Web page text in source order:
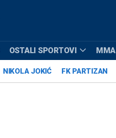
OSTALI SPORTOVI MMA
NIKOLA JOKIĆ FK PARTIZAN